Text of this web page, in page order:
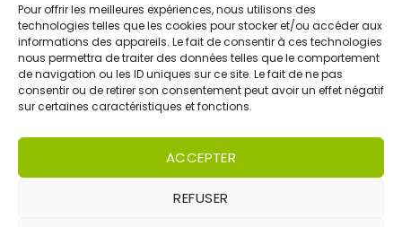
Pour offrir les meilleures expériences, nous utilisons des
technologies telles que les cookies pour stocker et/ou accéder aux
informations des appareils. Le fait de consentir à ces technologies
nous permettra de traiter des données telles que le comportement
de navigation ou les ID uniques sur ce site. Le fait de ne pas
consentir ou de retirer son consentement peut avoir un effet négatif
sur certaines caractéristiques et fonctions.
ACCEPTER
REFUSER
INSCRIPTION NEWSLETTER
Vous souhaitez être tenu au courant de nos
dernières machines disponibles ?